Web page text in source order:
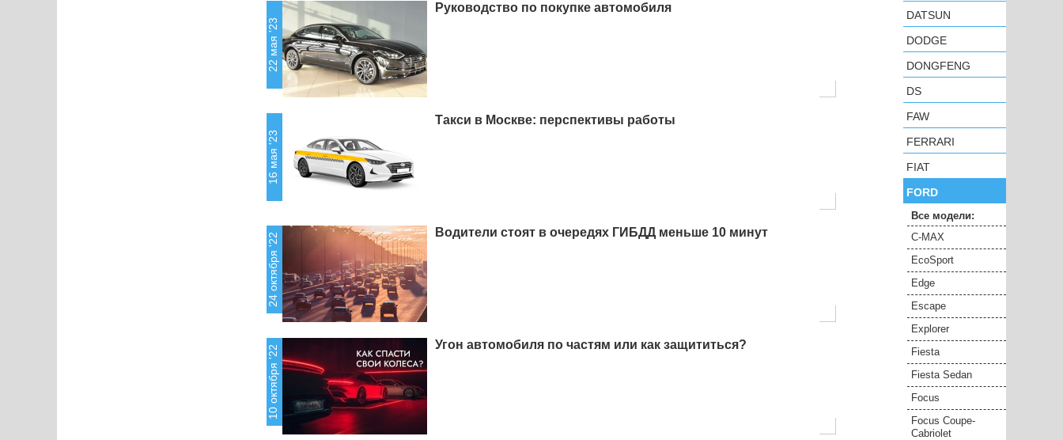
22 мая '23
Руководство по покупке автомобиля
16 мая '23
Такси в Москве: перспективы работы
24 октября '22 Водители стоят в очередях ГИБДД меньше 10 минут
10 октября '22 Угон автомобиля по частям или как защититься?
DATSUN
DODGE
DONGFENG
DS
FAW
FERRARI
FIAT
FORD
Все модели:
C-MAX
EcoSport
Edge
Escape
Explorer
Fiesta
Fiesta Sedan
Focus
Focus Coupe-
Cabriolet